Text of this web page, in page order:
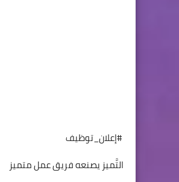
#إعلان_توظيف
التَّميز يصنعه فريق عمل متميز